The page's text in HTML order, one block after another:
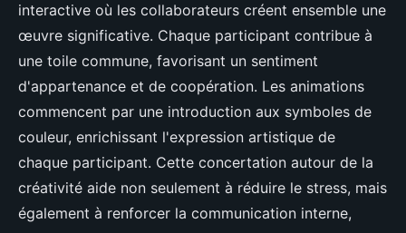
interactive où les collaborateurs créent ensemble une
œuvre significative. Chaque participant contribue à
une toile commune, favorisant un sentiment
d'appartenance et de coopération. Les animations
commencent par une introduction aux symboles de
couleur, enrichissant l'expression artistique de
chaque participant. Cette concertation autour de la
créativité aide non seulement à réduire le stress, mais
également à renforcer la communication interne,